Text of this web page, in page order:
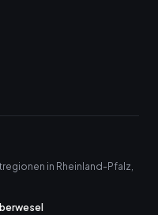
in Rheinland-Pfalz,